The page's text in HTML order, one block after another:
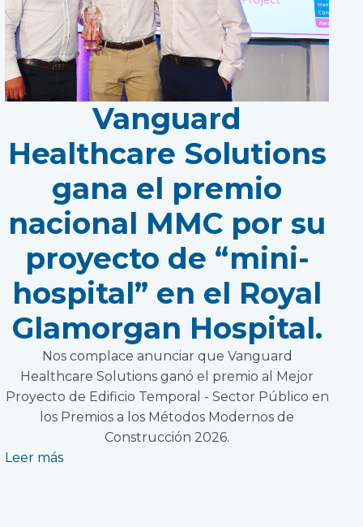
Vanguard
Healthcare Solutions
gana el premio
nacional MMC por su
proyecto de “mini-
hospital” en el Royal
Glamorgan Hospital.
Nos complace anunciar que Vanguard
Healthcare Solutions ganó el premio al Mejor
Proyecto de Edificio Temporal - Sector Público en
los Premios a los Métodos Modernos de
Construcción 2026.
Leer más